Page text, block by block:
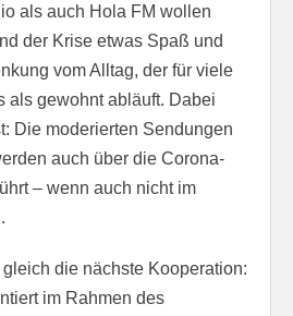
als auch Hola FM wollen
der Krise etwas Spaß und
vom Alltag, der für viele
als gewohnt abläuft. Dabei
Die moderierten Sendungen
auch über die Corona-
– wenn auch nicht im
die nächste Kooperation:
im Rahmen des